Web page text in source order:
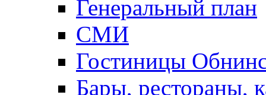
Генеральный план
СМИ
Гостиницы
Бары, рестораны,